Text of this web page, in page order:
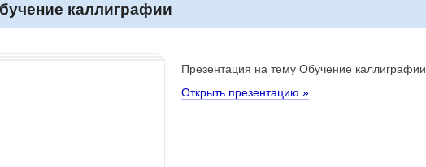
каллиграфии
Презентация на тему Обучение каллиграфии
Открыть презентацию »